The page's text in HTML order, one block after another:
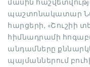
մասին
պաշտոնակատար
հարցերի, «Շուշիի
հիմնադրամի
անդամները
պայմաններում